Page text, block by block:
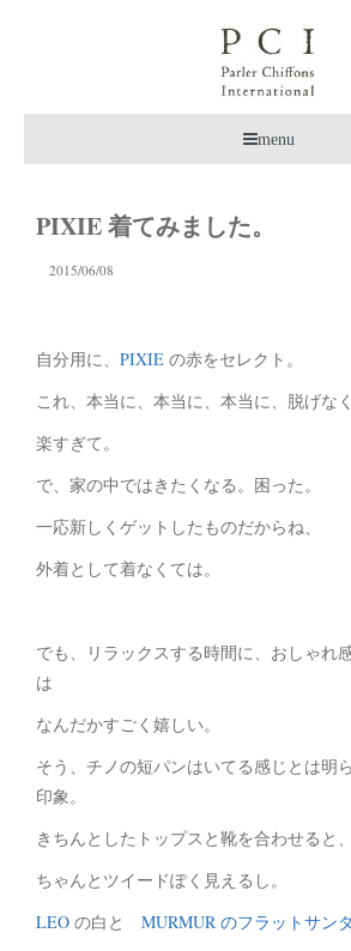
menu
PIXIE 着てみました。
2015/06/08
自分用に、 PIXIE の赤をセレクト。
これ、本当に、本当に、本当に、脱げなく
楽すぎて。
で、家の中ではきたくなる。困った。
一応新しくゲットしたものだからね、
外着として着なくては。
でも、リラックスする時間に、おしゃれ
は
なんだかすごく嬉しい。
そう、チノの短パンはいてる感じとは明
印象。
きちんとしたトップスと靴を合わせると、
ちゃんとツイードぽく見えるし。
LEO の白と MURMUR のフラットサン